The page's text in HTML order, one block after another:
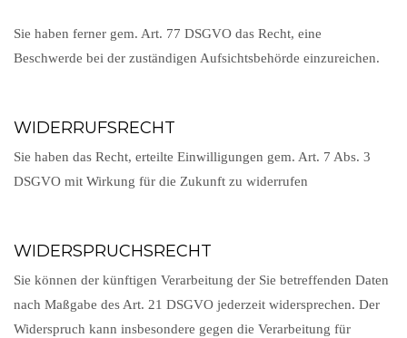
Sie haben ferner gem. Art. 77 DSGVO das Recht, eine
Beschwerde bei der zuständigen Aufsichtsbehörde einzureichen.
WIDERRUFSRECHT
Sie haben das Recht, erteilte Einwilligungen gem. Art. 7 Abs. 3
DSGVO mit Wirkung für die Zukunft zu widerrufen
WIDERSPRUCHSRECHT
Sie können der künftigen Verarbeitung der Sie betreffenden Daten
nach Maßgabe des Art. 21 DSGVO jederzeit widersprechen. Der
Widerspruch kann insbesondere gegen die Verarbeitung für